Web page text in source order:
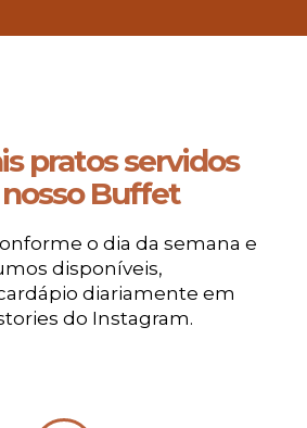
pratos servidos
Buffet
o dia da semana e
disponíveis,
diariamente em
do Instagram.